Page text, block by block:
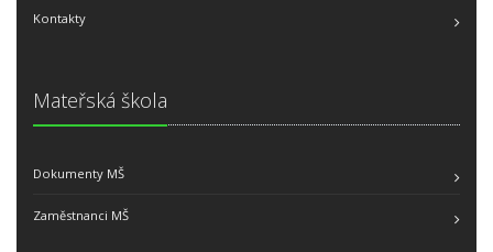
Kontakty
Mateřská škola
Dokumenty MŠ
Zaměstnanci MŠ